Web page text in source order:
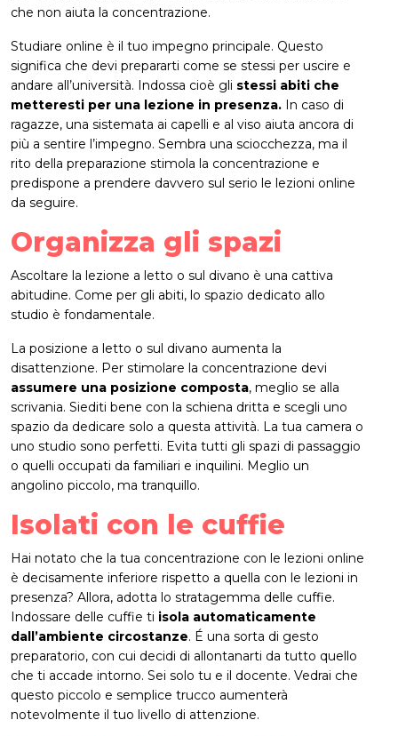
che non aiuta la concentrazione.
Studiare online è il tuo impegno principale. Questo
significa che devi prepararti come se stessi per uscire e
andare all’università. Indossa cioè gli stessi abiti che
metteresti per una lezione in presenza. In caso di
ragazze, una sistemata ai capelli e al viso aiuta ancora di
più a sentire l’impegno. Sembra una sciocchezza, ma il
rito della preparazione stimola la concentrazione e
predispone a prendere davvero sul serio le lezioni online
da seguire.
Organizza gli spazi
Ascoltare la lezione a letto o sul divano è una cattiva
abitudine. Come per gli abiti, lo spazio dedicato allo
studio è fondamentale.
La posizione a letto o sul divano aumenta la
disattenzione. Per stimolare la concentrazione devi
assumere una posizione composta, meglio se alla
scrivania. Siediti bene con la schiena dritta e scegli uno
spazio da dedicare solo a questa attività. La tua camera o
uno studio sono perfetti. Evita tutti gli spazi di passaggio
o quelli occupati da familiari e inquilini. Meglio un
angolino piccolo, ma tranquillo.
Isolati con le cuffie
Hai notato che la tua concentrazione con le lezioni online
è decisamente inferiore rispetto a quella con le lezioni in
presenza? Allora, adotta lo stratagemma delle cuffie.
Indossare delle cuffie ti isola automaticamente
dall’ambiente circostanze. É una sorta di gesto
preparatorio, con cui decidi di allontanarti da tutto quello
che ti accade intorno. Sei solo tu e il docente. Vedrai che
questo piccolo e semplice trucco aumenterà
notevolmente il tuo livello di attenzione.